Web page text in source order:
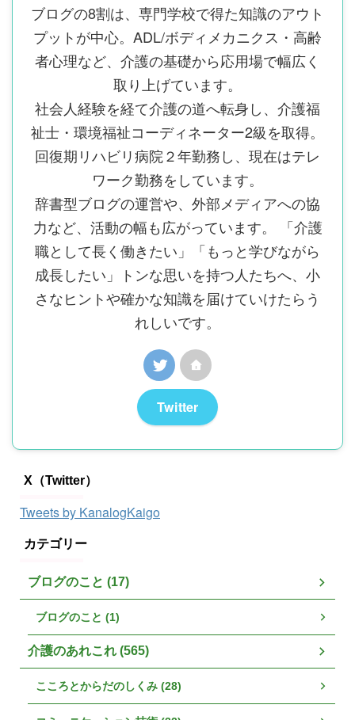
ブログの8割は、専門学校で得た知識のアウト
プットが中心。ADL/ボディメカニクス・高齢
者心理など、介護の基礎から応用場で幅広く
取り上げています。
社会人経験を経て介護の道へ転身し、介護福
祉士・環境福祉コーディネーター2級を取得。
回復期リハビリ病院２年勤務し、現在はテレ
ワーク勤務をしています。
辞書型ブログの運営や、外部メディアへの協
力など、活動の幅も広がっています。 「介護
職として長く働きたい」「もっと学びながら
成長したい」トンな思いを持つ人たちへ、小
さなヒントや確かな知識を届けていけたらう
れしいです。
Twitter
X（Twitter）
Tweets by KanalogKaigo
カテゴリー
ブログのこと (17)
ブログのこと (1)
介護のあれこれ (565)
こころとからだのしくみ (28)